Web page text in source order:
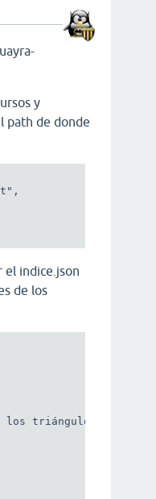
y
path de donde
el indice.json
de los
triángulos y cómo